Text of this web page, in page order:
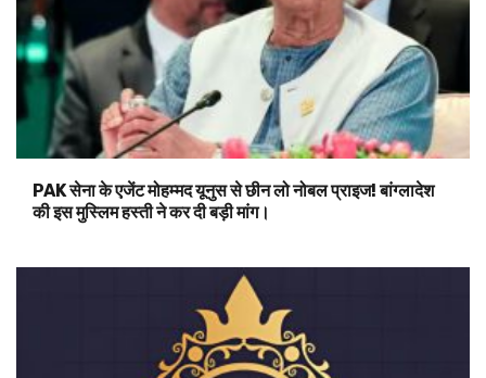
PAK सेना के एजेंट मोहम्मद यूनुस से छीन लो नोबल प्राइज! बांग्लादेश
की इस मुस्लिम हस्ती ने कर दी बड़ी मांग।